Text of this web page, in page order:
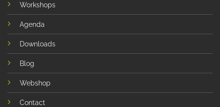
Workshops
Agenda
Downloads
Blog
Webshop
Contact